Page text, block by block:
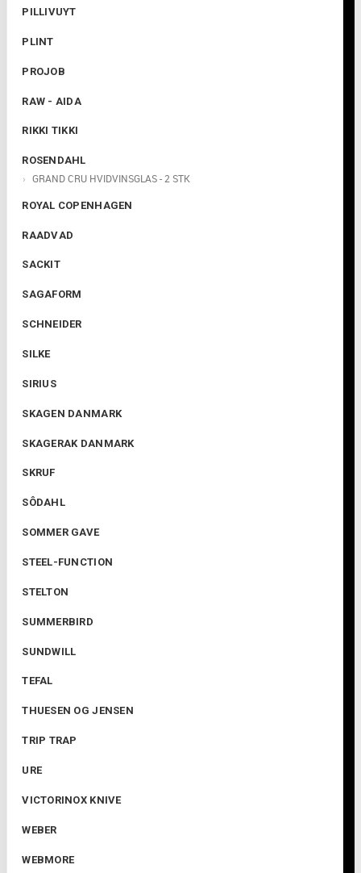
PILLIVUYT
PLINT
PROJOB
RAW - AIDA
RIKKI TIKKI
ROSENDAHL
GRAND CRU HVIDVINSGLAS - 2 STK
ROYAL COPENHAGEN
RAADVAD
SACKIT
SAGAFORM
SCHNEIDER
SILKE
SIRIUS
SKAGEN DANMARK
SKAGERAK DANMARK
SKRUF
SÔDAHL
SOMMER GAVE
STEEL-FUNCTION
STELTON
SUMMERBIRD
SUNDWILL
TEFAL
THUESEN OG JENSEN
TRIP TRAP
URE
VICTORINOX KNIVE
WEBER
WEBMORE